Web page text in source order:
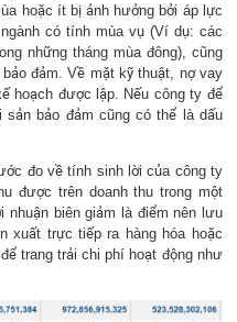
hoặc ít bị ảnh hưởng bởi áp lực
có tính mùa vụ (Ví dụ: các
những tháng mùa đông), cũng
đảm. Về mặt kỹ thuật, nợ vay
hoạch được lập. Nếu công ty để
bảo đảm cũng có thể là dấu
đo về tính sinh lời của công ty
được trên doanh thu trong một
nhuận biên giảm là điểm nên lưu
xuất trực tiếp ra hàng hóa hoặc
trang trải chi phí hoạt động như